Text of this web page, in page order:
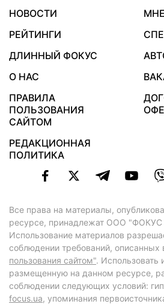
НОВОСТИ
РЕЙТИНГИ
ДЛИННЫЙ ФОКУС
О НАС
ПРАВИЛА
ПОЛЬЗОВАНИЯ
САЙТОМ
РЕДАКЦИОННАЯ
ПОЛИТИКА
Все права на материалы,
ресурсе, принадлежат ООО
Использование материалов
соблюдении требований, описанных
пользования сайтом".
размещенную на данном ресурсе,
соблюдении следующих условий:
focus.ua, упоминания